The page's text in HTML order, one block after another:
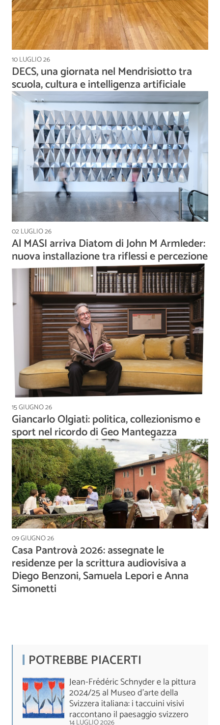
10 LUGLIO 26
DECS, una giornata nel Mendrisiotto tra
scuola, cultura e intelligenza artificiale
02 LUGLIO 26
Al MASI arriva Diatom di John M Armleder:
nuova installazione tra riflessi e percezione
15 GIUGNO 26
Giancarlo Olgiati: politica, collezionismo e
sport nel ricordo di Geo Mantegazza
09 GIUGNO 26
Casa Pantrovà 2026: assegnate le
residenze per la scrittura audiovisiva a
Diego Benzoni, Samuela Lepori e Anna
Simonetti
POTREBBE PIACERTI
Jean-Frédéric Schnyder e la pittura
2024/25 al Museo d'arte della
Svizzera italiana: i taccuini visivi
raccontano il paesaggio svizzero
14 LUGLIO 2026